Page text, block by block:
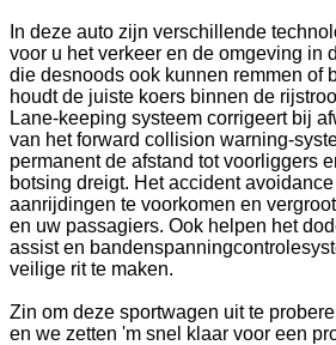
In deze auto zijn verschillende
voor u het verkeer en de omgeving in
die desnoods ook kunnen remmen of
houdt de juiste koers binnen de
Lane-keeping systeem corrigeert bij
van het forward collision warning-
permanent de afstand tot voorliggers
botsing dreigt. Het accident
aanrijdingen te voorkomen en
en uw passagiers. Ook helpen het
assist en
veilige rit te maken.
Zin om deze sportwagen uit te
en we zetten 'm snel klaar voor een